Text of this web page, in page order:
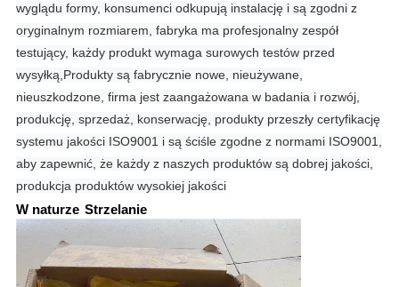
wyglądu formy, konsumenci odkupują instalację i są zgodni z
oryginalnym rozmiarem, fabryka ma profesjonalny zespół
testujący, każdy produkt wymaga surowych testów przed
wysyłką,Produkty są fabrycznie nowe, nieużywane,
nieuszkodzone, firma jest zaangażowana w badania i rozwój,
produkcję, sprzedaż, konserwację, produkty przeszły certyfikację
systemu jakości ISO9001 i są ściśle zgodne z normami ISO9001,
aby zapewnić, że każdy z naszych produktów są dobrej jakości,
produkcja produktów wysokiej jakości
W naturze Strzelanie